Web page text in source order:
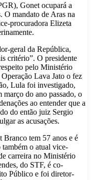
Gonet ocupará a
O mandato de Aras na
procuradora Elizeta
geral da República,
critério”. O presidente
pelo Ministério
Lava Jato o fez
Lula foi investigado,
do ano passado, o
ao entender que a
do então juiz Sergio
as acusações.
tem 57 anos e é
o atual vice-
carreira no Ministério
do STF, é co-
Público e foi diretor-